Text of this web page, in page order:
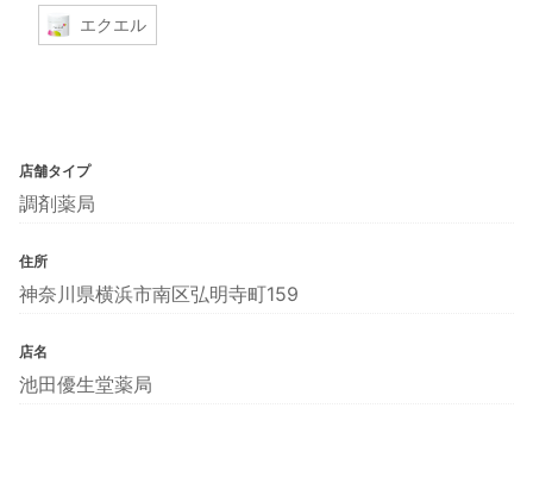
エクエル
店舗タイプ
調剤薬局
住所
神奈川県横浜市南区弘明寺町159
店名
池田優生堂薬局